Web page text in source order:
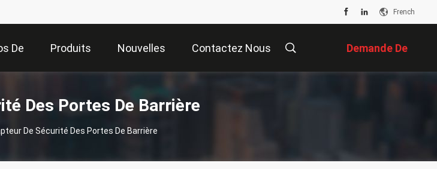
French
De
Nous
Produits Nouvelles Contactez Nous Demande De
Soumission
Des Portes De Barrière
De Sécurité Des Portes De Barrière